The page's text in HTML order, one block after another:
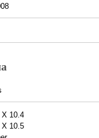
X 10.4
X 10.5